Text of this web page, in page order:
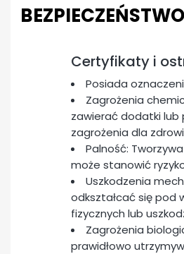
Certyfikaty i
Posiada
Zagrożenia
zawierać dodatki
zagrożenia dla
Palność:
może stanowić
Uszkodzenia
odkształcać się pod
fizycznych lub
Zagrożenia
prawidłowo